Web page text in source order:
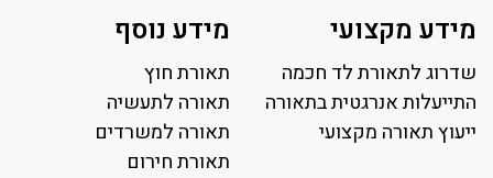
פאנל לד
פרופיל תאורה
תאורה לאולמות ספורט
תאורה למגרשי טניס
מידע מקצועי
שדרוג לתאורת לד חכמה
התייעלות אנרגטית בתאורה
ייעוץ תאורה מקצועי
מידע נוסף
תאורת חוץ
תאורה לתעשיה
תאורה למשרדים
תאורת חירום